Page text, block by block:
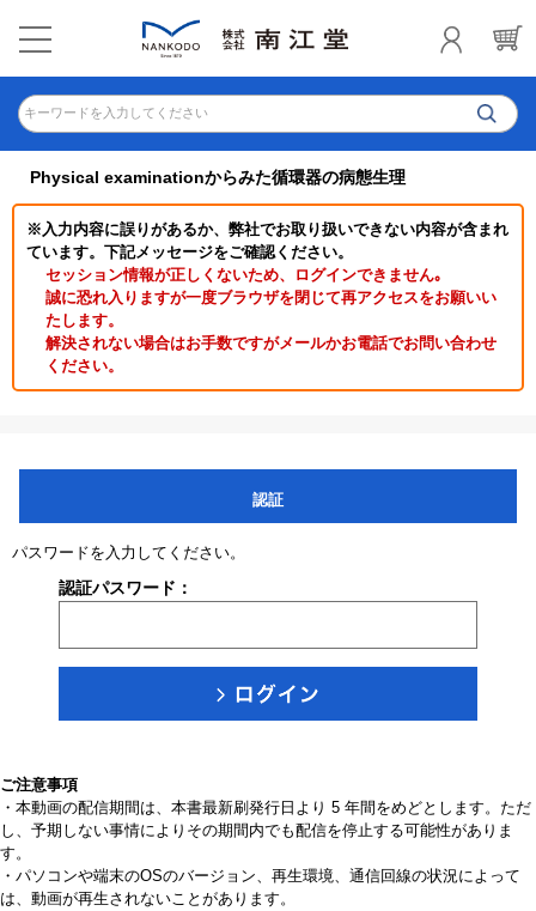
キーワードを入力してください
Physical examinationからみた循環器の病態生理
※入力内容に誤りがあるか、弊社でお取り扱いできない内容が含まれ
ています。下記メッセージをご確認ください。
セッション情報が正しくないため、ログインできません｡
誠に恐れ入りますが一度ブラウザを閉じて再アクセスをお願いい
たします。
解決されない場合はお手数ですがメールかお電話でお問い合わせ
ください。
認証
パスワードを入力してください。
認証パスワード：
ご注意事項
・本動画の配信期間は、本書最新刷発行日より 5 年間をめどとします。ただ
し、予期しない事情によりその期間内でも配信を停止する可能性がありま
す。
・パソコンや端末のOSのバージョン、再生環境、通信回線の状況によって
は、動画が再生されないことがあります。